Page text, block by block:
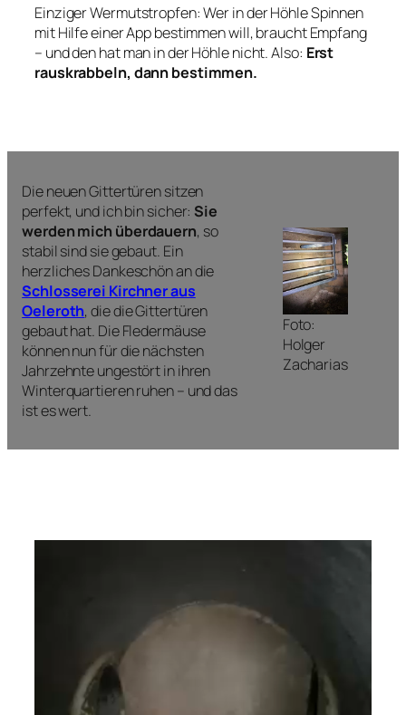
Einziger Wermutstropfen: Wer in der Höhle Spinnen
mit Hilfe einer App bestimmen will, braucht Empfang
– und den hat man in der Höhle nicht. Also: Erst
rauskrabbeln, dann bestimmen.
Die neuen Gittertüren sitzen
perfekt, und ich bin sicher: Sie
werden mich überdauern, so
stabil sind sie gebaut. Ein
herzliches Dankeschön an die
Schlosserei Kirchner aus
Oeleroth, die die Gittertüren
gebaut hat. Die Fledermäuse
können nun für die nächsten
Jahrzehnte ungestört in ihren
Winterquartieren ruhen – und das
ist es wert.
Foto:
Holger
Zacharias